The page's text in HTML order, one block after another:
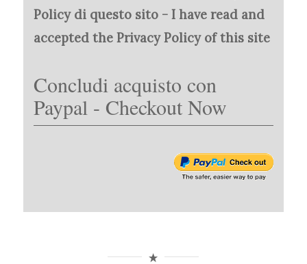
Policy di questo sito - I have read and
accepted the Privacy Policy of this site
Concludi acquisto con
Paypal - Checkout Now